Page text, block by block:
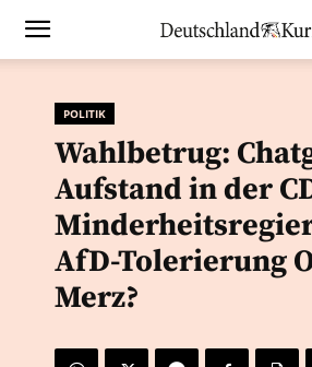
POLITIK
Wahlbetrug:
Aufstand in der
AfD-Tolerierung
Merz?